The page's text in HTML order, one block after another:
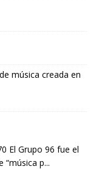
música creada en
El Grupo 96 fue el
p...